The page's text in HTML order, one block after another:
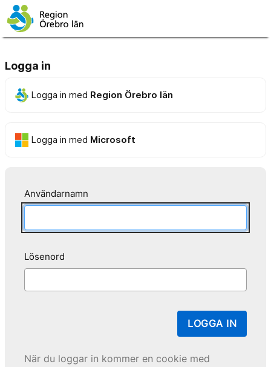
Logga in
Logga in med Region Örebro län
Logga in med Microsoft
Användarnamn
Lösenord
LOGGA IN
När du loggar in kommer en cookie med